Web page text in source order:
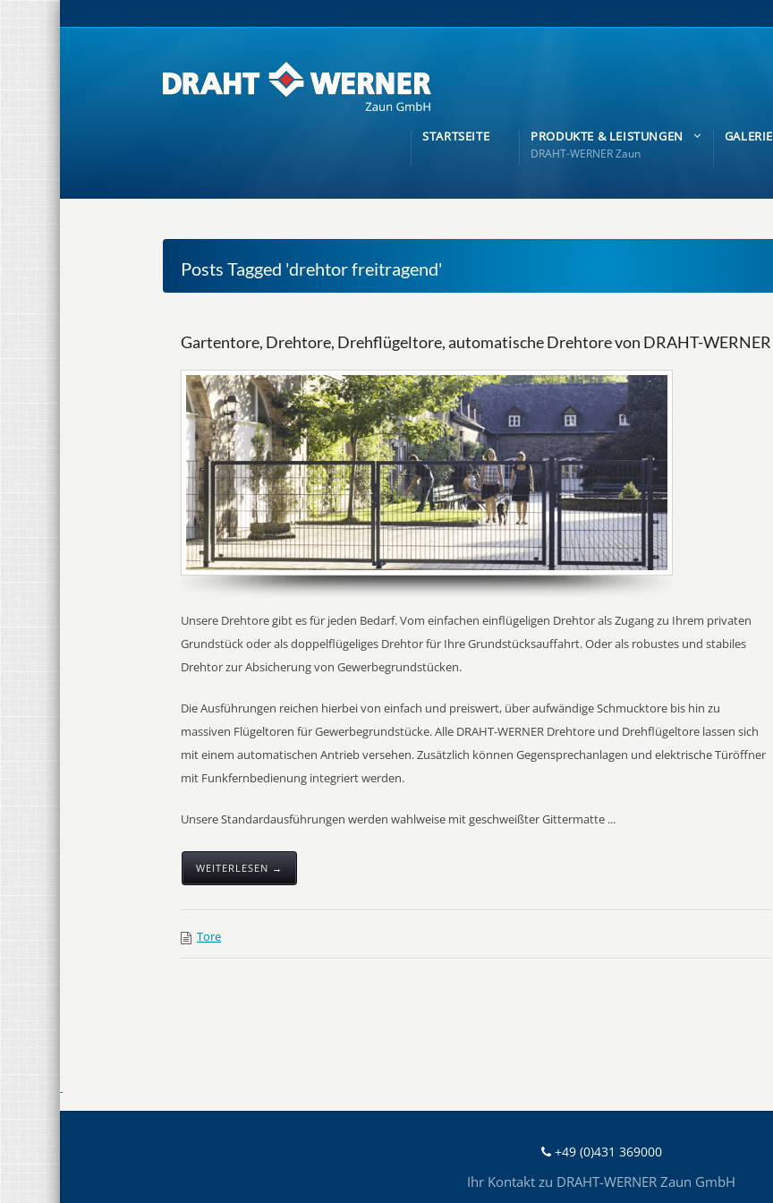
STARTSEITE PRODUKTE & LEISTUNGEN
DRAHT-WERNER Zaun
GALERIE
Posts Tagged 'drehtor freitragend'
Gartentore, Drehtore, Drehflügeltore, automatische Drehtore von DRAHT-WERNER
Unsere Drehtore gibt es für jeden Bedarf. Vom einfachen einflügeligen Drehtor als Zugang zu Ihrem privaten
Grundstück oder als doppelflügeliges Drehtor für Ihre Grundstücksauffahrt. Oder als robustes und stabiles
Drehtor zur Absicherung von Gewerbegrundstücken.
Die Ausführungen reichen hierbei von einfach und preiswert, über aufwändige Schmucktore bis hin zu
massiven Flügeltoren für Gewerbegrundstücke. Alle DRAHT-WERNER Drehtore und Drehflügeltore lassen sich
mit einem automatischen Antrieb versehen. Zusätzlich können Gegensprechanlagen und elektrische Türöffner
mit Funkfernbedienung integriert werden.
Unsere Standardausführungen werden wahlweise mit geschweißter Gittermatte ...
WEITERLESEN →
Tore
+49 (0)431 369000
Ihr Kontakt zu DRAHT-WERNER Zaun GmbH